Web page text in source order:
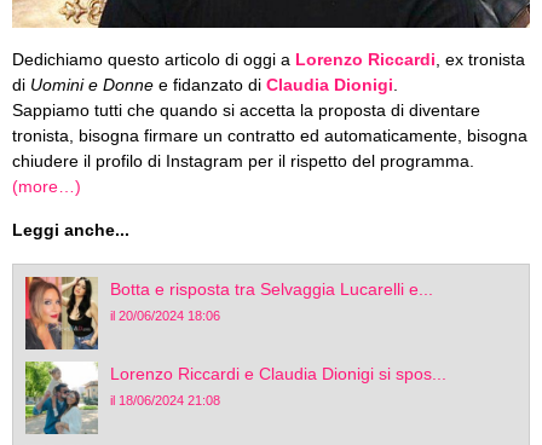
Dedichiamo questo articolo di oggi a Lorenzo Riccardi, ex tronista
di Uomini e Donne e fidanzato di Claudia Dionigi.
Sappiamo tutti che quando si accetta la proposta di diventare
tronista, bisogna firmare un contratto ed automaticamente, bisogna
chiudere il profilo di Instagram per il rispetto del programma.
(more…)
Leggi anche...
Botta e risposta tra Selvaggia Lucarelli e...
il 20/06/2024 18:06
Lorenzo Riccardi e Claudia Dionigi si spos...
il 18/06/2024 21:08